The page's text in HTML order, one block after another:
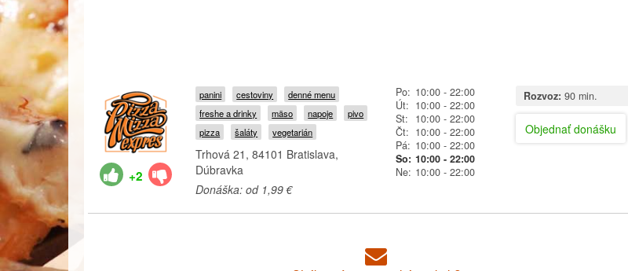
+2
panini cestoviny
denné menu
freshe a drinky
mäso napoje
pivo
pizza
šaláty vegetarián
Trhová 21, 84101 Bratislava,
Dúbravka
Donáška: od 1,99 €
Po: 10:00- 22:00
Út: 10:00- 22:00
St:
10:00- 22:00
Čt: 10:00- 22:00
Pá: 10:00- 22:00
So: 10:00- 22:00
Ne: 10:00- 22:00
Rozvoz: 90 min.
Objednať donášku